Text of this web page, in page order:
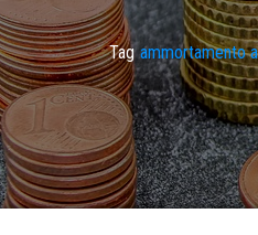
Tag ammortamento